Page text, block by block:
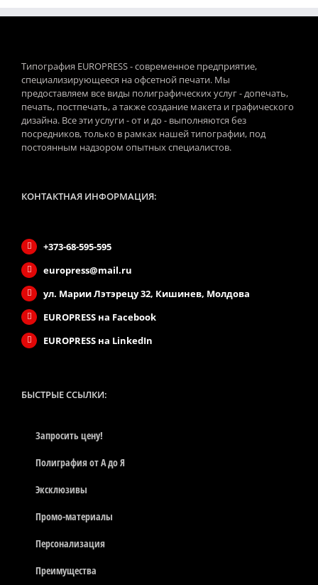
Типография EUROPRESS - современное предприятие,
специализирующееся на офсетной печати. Мы
предоставляем все виды полиграфических услуг - допечать,
печать, постпечать, а также создание макета и графического
дизайна. Все эти услуги - от и до - выполняются без
посредников, только в рамках нашей типографии, под
постоянным надзором опытных специалистов.
КОНТАКТНАЯ ИНФОРМАЦИЯ:
+373-68-595-595
europress@mail.ru
ул. Марии Лэтэрецу 32, Кишинев, Молдова
EUROPRESS на Facebook
EUROPRESS на LinkedIn
БЫСТРЫЕ CСЫЛКИ:
Запросить цену!
Полиграфия от А до Я
Эксклюзивы
Промо-материалы
Персонализация
Преимущества